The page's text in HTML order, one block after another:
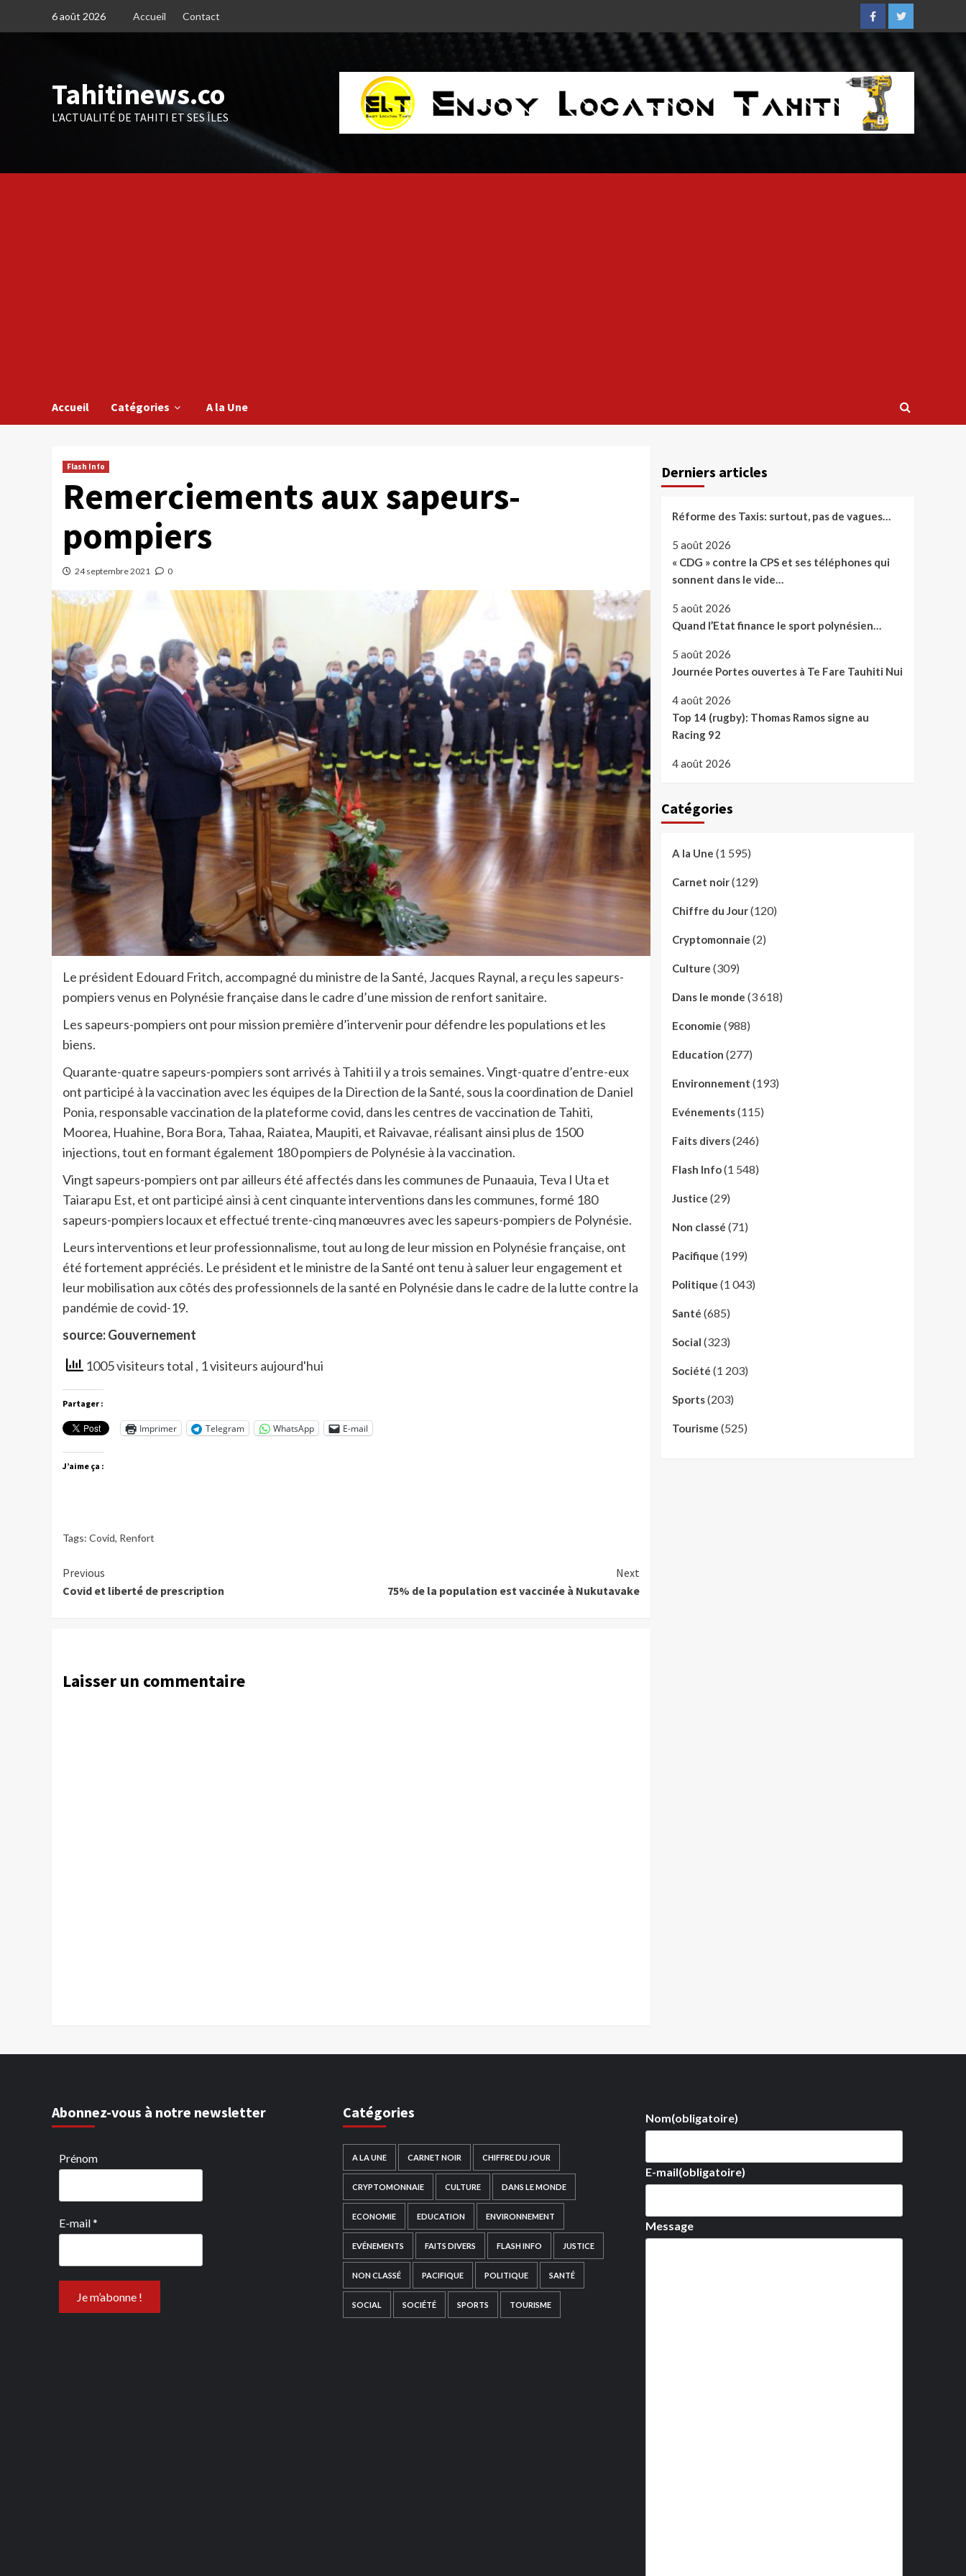
6 août 2026 Accueil Contact
FacebookTwitter
Tahitinews.co
L'ACTUALITÉ DE TAHITI ET SES ÎLES
Accueil Catégories A la Une
Flash Info
Remerciements aux sapeurs-
pompiers
24 septembre 2021 0
Le président Edouard Fritch, accompagné du ministre de la Santé, Jacques Raynal, a reçu les sapeurs-
pompiers venus en Polynésie française dans le cadre d’une mission de renfort sanitaire.
Les sapeurs-pompiers ont pour mission première d’intervenir pour défendre les populations et les
biens.
Quarante-quatre sapeurs-pompiers sont arrivés à Tahiti il y a trois semaines. Vingt-quatre d’entre-eux
ont participé à la vaccination avec les équipes de la Direction de la Santé, sous la coordination de Daniel
Ponia, responsable vaccination de la plateforme covid, dans les centres de vaccination de Tahiti,
Moorea, Huahine, Bora Bora, Tahaa, Raiatea, Maupiti, et Raivavae, réalisant ainsi plus de 1500
injections, tout en formant également 180 pompiers de Polynésie à la vaccination.
Vingt sapeurs-pompiers ont par ailleurs été affectés dans les communes de Punaauia, Teva I Uta et
Taiarapu Est, et ont participé ainsi à cent cinquante interventions dans les communes, formé 180
sapeurs-pompiers locaux et effectué trente-cinq manœuvres avec les sapeurs-pompiers de Polynésie.
Leurs interventions et leur professionnalisme, tout au long de leur mission en Polynésie française, ont
été fortement appréciés. Le président et le ministre de la Santé ont tenu à saluer leur engagement et
leur mobilisation aux côtés des professionnels de la santé en Polynésie dans le cadre de la lutte contre la
pandémie de covid-19.
source: Gouvernement
1005 visiteurs total , 1 visiteurs aujourd'hui
Partager :
Imprimer Telegram WhatsApp E-mail
J’aime ça :
Tags: Covid, Renfort
Continue
Reading
Previous
Covid et liberté de prescription
Next
75% de la population est vaccinée à Nukutavake
Laisser un commentaire
Derniers articles
Réforme des Taxis: surtout, pas de vagues…
5 août 2026
« CDG » contre la CPS et ses téléphones qui
sonnent dans le vide…
5 août 2026
Quand l’Etat finance le sport polynésien…
5 août 2026
Journée Portes ouvertes à Te Fare Tauhiti Nui
4 août 2026
Top 14 (rugby): Thomas Ramos signe au
Racing 92
4 août 2026
Catégories
A la Une (1 595)
Carnet noir(129)
Chiffre du Jour(120)
Cryptomonnaie (2)
Culture (309)
Dans le monde (3 618)
Economie (988)
Education (277)
Environnement (193)
Evénements(115)
Faits divers(246)
Flash Info(1 548)
Justice (29)
Non classé (71)
Pacifique (199)
Politique (1 043)
Santé (685)
Social (323)
Société (1 203)
Sports(203)
Tourisme (525)
Abonnez-vous à notre newsletter
Prénom
E-mail*
Catégories
A LA UNE CARNET NOIR CHIFFRE DU JOUR
CRYPTOMONNAIE CULTURE DANS LE MONDE
ECONOMIE EDUCATION ENVIRONNEMENT
EVÉNEMENTS FAITS DIVERS FLASH INFO JUSTICE
NON CLASSÉ PACIFIQUE POLITIQUE SANTÉ
SOCIAL SOCIÉTÉ SPORTS TOURISME
Nom(obligatoire)
E-mail(obligatoire)
Message